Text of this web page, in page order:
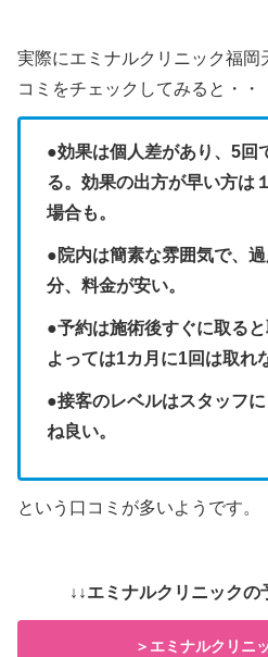
実際にエミナルクリニック福岡
コミをチェックしてみると・・
●効果は個人差があり、5回
る。効果の出方が早い方は
場合も。
●院内は簡素な雰囲気で、
分、料金が安い。
●予約は施術後すぐに取る
よっては1カ月に1回は取れ
●接客のレベルはスタッフ
ね良い。
という口コミが多いようです。
↓↓エミナルクリニックの
＞エミナルクリニ